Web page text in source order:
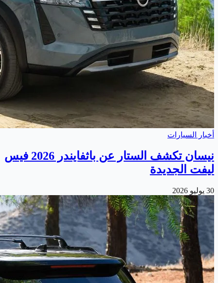
أخبار السيارات
نيسان تكشف الستار عن باثفايندر 2026 فيس
ليفت الجديدة
30 يوليو 2026